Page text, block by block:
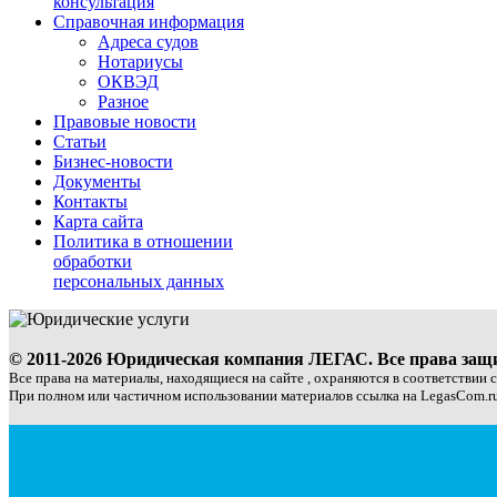
Справочная информация
Адреса судов
Нотариусы
ОКВЭД
Разное
Правовые новости
Статьи
Бизнес-новости
Документы
Контакты
Карта сайта
Политика в отношении
обработки
персональных данных
© 2011-2026 Юридическая компания ЛЕГАС. Все права
Все права на материалы, находящиеся на сайте , охраняются в соответствии
При полном или частичном использовании материалов ссылка на